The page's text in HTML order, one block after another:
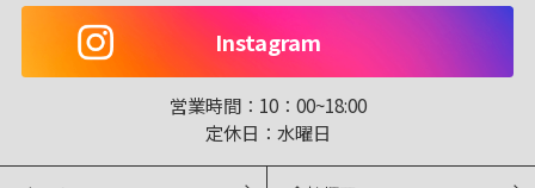
Instagram
営業時間： 10：00~18:00
定休日： 水曜日